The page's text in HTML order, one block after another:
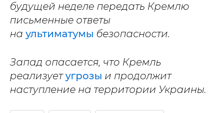
будущей неделе передать Кремлю
письменные ответы
на ультиматумы безопасности.
Запад опасается, что Кремль
реализуетугрозы и продолжит
наступление на территории Украины.